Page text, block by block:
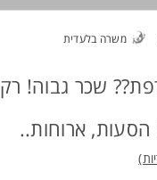
המשרה מיועדת לנשים
משרה בלעדית
שכר גבוה! רק
ארוחות..